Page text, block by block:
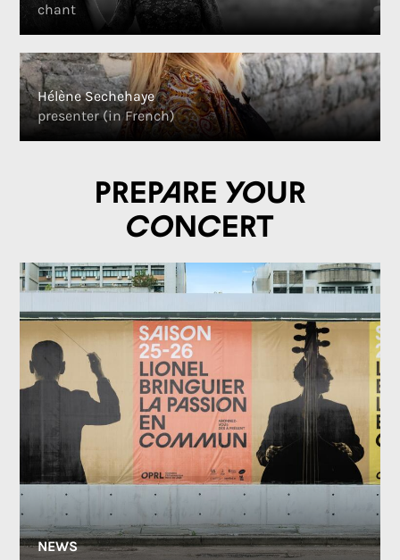
chant
Hélène Sechehaye
presenter (in French)
Prepare your
concert
NEWS